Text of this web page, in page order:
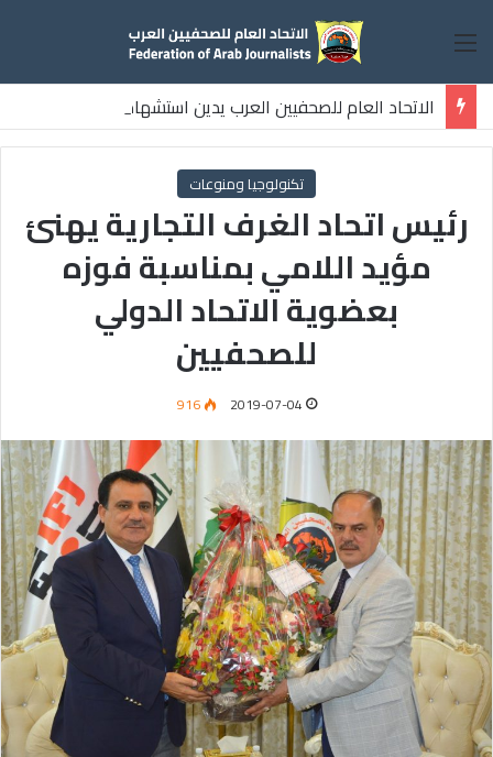
القائمة
الاتحاد العام للصحفيين العرب يدين استشهاد
ثلاثة صحفيين فلسطينيين باستهداف إسرائيلي وسط قطاع غزة
تكنولوجيا ومنوعات
رئيس اتحاد الغرف التجارية يهنئ
مؤيد اللامي بمناسبة فوزه
بعضوية الاتحاد الدولي
للصحفيين
2019-07-04
916